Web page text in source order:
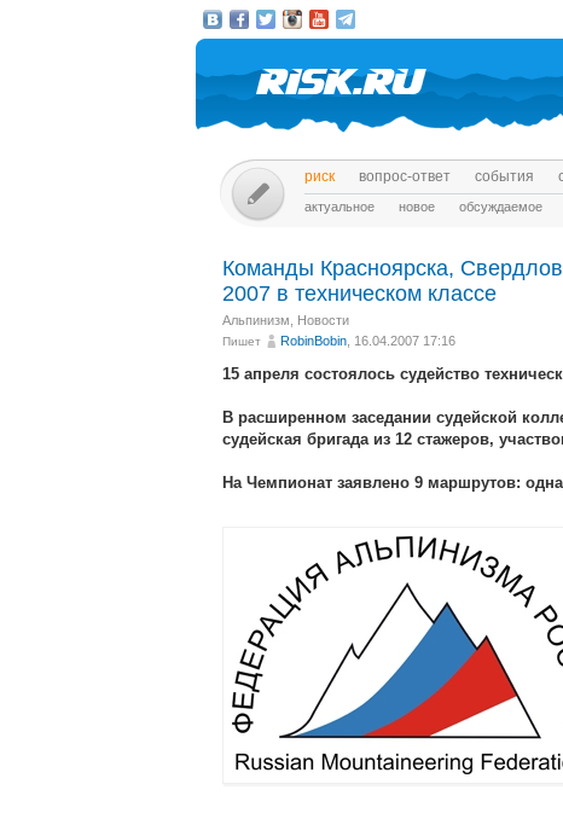
риск вопрос-ответ события
актуальное новое обсуждаемое
Команды Красноярска,
2007 в техническом классе
Альпинизм Новости
Пишет RobinBobin , 16.04.2007 17:16
15 апреля состоялось судейство
В расширенном заседании судейской
судейская бригада из 12 стажеров,
На Чемпионат заявлено 9 маршрутов: